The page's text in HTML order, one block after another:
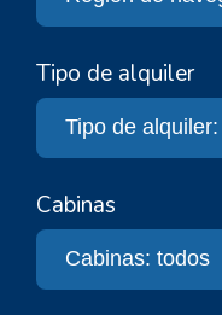
Tipo de alquiler
Cabinas